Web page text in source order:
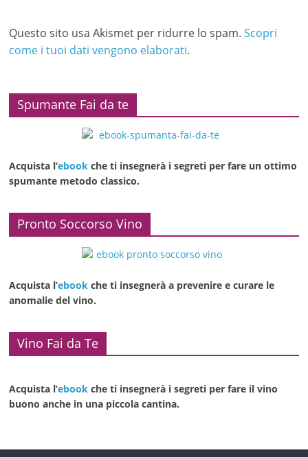
Questo sito usa Akismet per ridurre lo spam.Scopri
come i tuoi dati vengono elaborati.
Spumante Fai da te
Acquista l’ebook che ti insegnerà i segreti per fare un ottimo
spumante metodo classico.
Pronto Soccorso Vino
Acquista l’ebook che ti insegnerà a prevenire e curare le
anomalie del vino.
Vino Fai da Te
Acquista l’ebook che ti insegnerà i segreti per fare il vino
buono anche in una piccola cantina.